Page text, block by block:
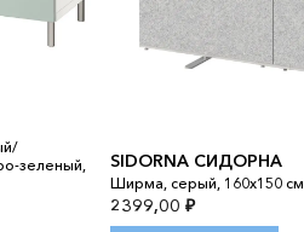
зеленый,
SIDORNA СИДОРНА
Ширма, серый, 160x150 см
2399,00 ₽